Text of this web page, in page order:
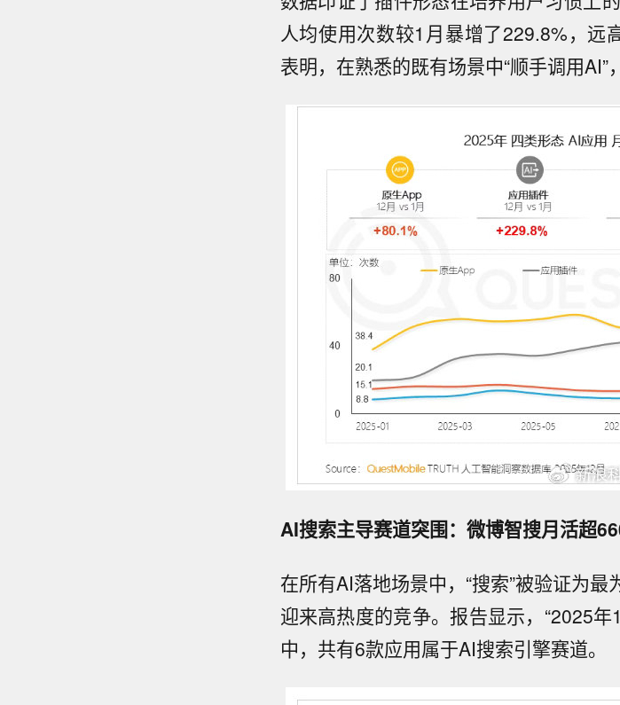
人均使用次数较1月暴增了229.8%，远
表明，在熟悉的既有场景中“顺手调用AI”
AI搜索主导赛道突围：微博智搜月活超
在所有AI落地场景中，“搜索”被验证为
迎来高热度的竞争。报告显示，“2025
中，共有6款应用属于AI搜索引擎赛道。